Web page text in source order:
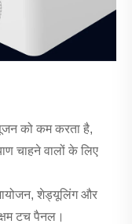
को कम करता है,
चाहने वालों के लिए
शेड्यूलिंग और
टच पैनल।